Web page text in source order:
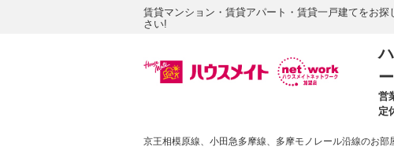
賃貸マンション・賃貸アパート・賃貸一戸建てをお
さい!
営
定
京王相模原線、小田急多摩線、多摩モノレール沿線のお